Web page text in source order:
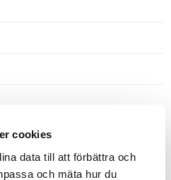
cookies
data till att förbättra och
och mäta hur du